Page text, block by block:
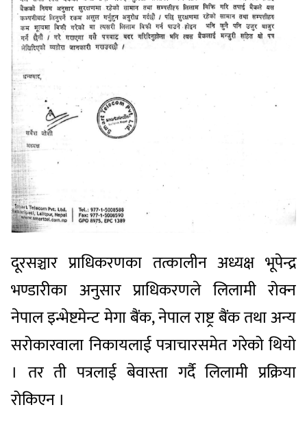
दूरसञ्चार प्राधिकरणका तत्कालीन अध्यक्ष भूपेन्द्र
भण्डारीका अनुसार प्राधिकरणले लिलामी रोक्न
नेपाल इन्भेष्टमेन्ट मेगा बैंक, नेपाल राष्ट्र बैंक तथा अन्य
सरोकारवाला निकायलाई पत्राचारसमेत गरेको थियो
। तर ती पत्रलाई बेवास्ता गर्दै लिलामी प्रक्रिया
रोकिएन ।